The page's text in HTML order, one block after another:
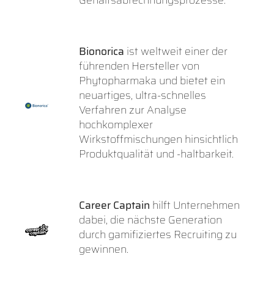
Bionorica ist weltweit einer der
führenden Hersteller von
Phytopharmaka und bietet ein
neuartiges, ultra-schnelles
Verfahren zur Analyse
hochkomplexer
Wirkstoffmischungen hinsichtlich
Produktqualität und -haltbarkeit.
Career Captain hilft Unternehmen
dabei, die nächste Generation
durch gamifiziertes Recruiting zu
gewinnen.